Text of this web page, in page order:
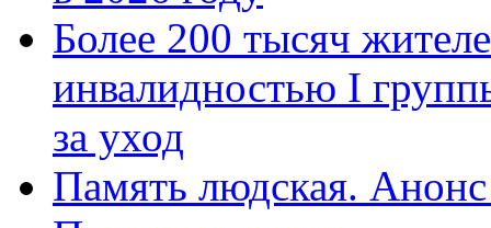
Более 200 тысяч
инвалидностью I
за уход
Память людская.